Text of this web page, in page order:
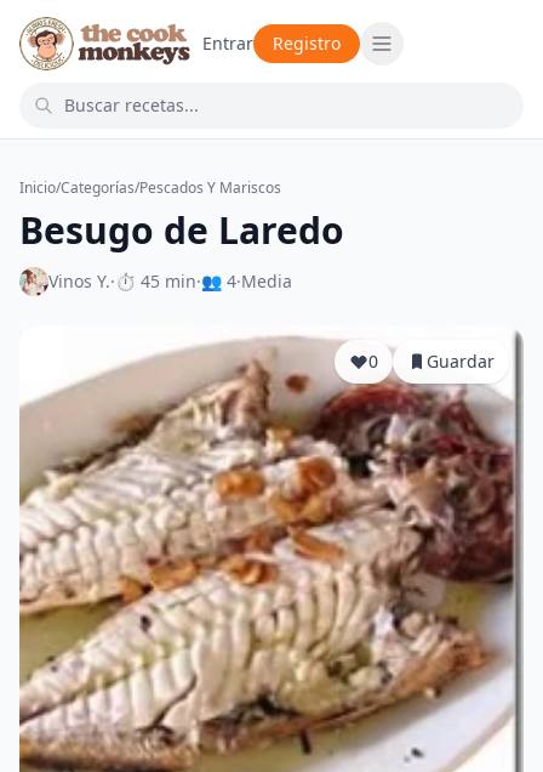
Entrar Registro
Inicio/Categorías/Pescados Y Mariscos
Besugo de Laredo
Vinos Y.·⏱ 45 min·👥 4·Media
0 Guardar